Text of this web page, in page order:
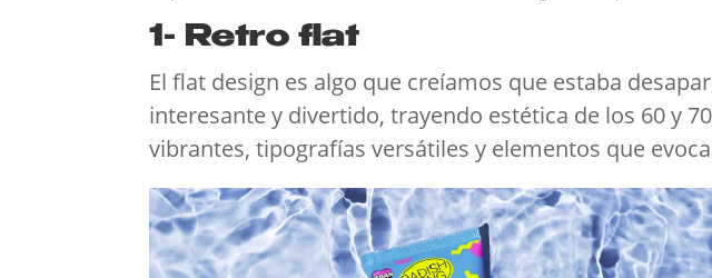
1- Retro flat
El flat design es algo que creíamos que estaba
interesante y divertido, trayendo estética de los 60 y
vibrantes, tipografías versátiles y elementos que